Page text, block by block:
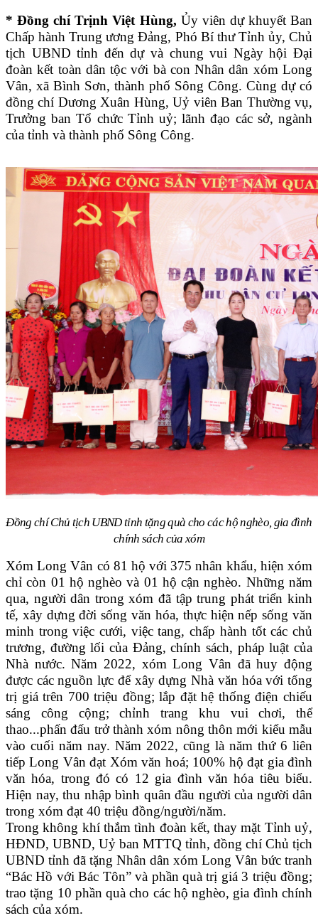
* Đồng chí Trịnh Việt Hùng, Ủy viên dự khuyết Ban
Chấp hành Trung ương Đảng, Phó Bí thư Tỉnh ủy, Chủ
tịch UBND tỉnh đến dự và chung vui Ngày hội Đại
đoàn kết toàn dân tộc với bà con Nhân dân xóm Long
Vân, xã Bình Sơn, thành phố Sông Công. Cùng dự có
đồng chí Dương Xuân Hùng, Uỷ viên Ban Thường vụ,
Trưởng ban Tổ chức Tỉnh uỷ; lãnh đạo các sở, ngành
của tỉnh và thành phố Sông Công.
Đồng chí Chủ tịch UBND tỉnh tặng quà cho các hộ nghèo, gia đình
chính sách của xóm
Xóm Long Vân có 81 hộ với 375 nhân khẩu, hiện xóm
chỉ còn 01 hộ nghèo và 01 hộ cận nghèo. Những năm
qua, người dân trong xóm đã tập trung phát triển kinh
tế, xây dựng đời sống văn hóa, thực hiện nếp sống văn
minh trong việc cưới, việc tang, chấp hành tốt các chủ
trương, đường lối của Đảng, chính sách, pháp luật của
Nhà nước. Năm 2022, xóm Long Vân đã huy động
được các nguồn lực để xây dựng Nhà văn hóa với tổng
trị giá trên 700 triệu đồng; lắp đặt hệ thống điện chiếu
sáng công cộng; chỉnh trang khu vui chơi, thể
thao...phấn đấu trở thành xóm nông thôn mới kiểu mẫu
vào cuối năm nay. Năm 2022, cũng là năm thứ 6 liên
tiếp Long Vân đạt Xóm văn hoá; 100% hộ đạt gia đình
văn hóa, trong đó có 12 gia đình văn hóa tiêu biểu.
Hiện nay, thu nhập bình quân đầu người của người dân
trong xóm đạt 40 triệu đồng/người/năm.
Trong không khí thắm tình đoàn kết, thay mặt Tỉnh uỷ,
HĐND, UBND, Uỷ ban MTTQ tỉnh, đồng chí Chủ tịch
UBND tỉnh đã tặng Nhân dân xóm Long Vân bức tranh
“Bác Hồ với Bác Tôn” và phần quà trị giá 3 triệu đồng;
trao tặng 10 phần quà cho các hộ nghèo, gia đình chính
sách của xóm.